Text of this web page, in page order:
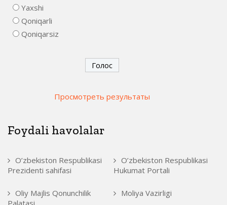
Yaxshi
Qoniqarli
Qoniqarsiz
Просмотреть результаты
Foydali havolalar
O’zbekiston Respublikasi
Prezidenti sahifasi
O’zbekiston Respublikasi
Hukumat Portali
Oliy Majlis Qonunchilik
Palatasi
Moliya Vazirligi